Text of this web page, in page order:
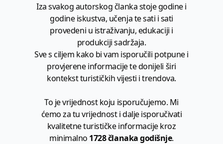
Iza svakog autorskog članka stoje godine i
godine iskustva, učenja te sati i sati
provedeni u istraživanju, edukaciji i
produkciji sadržaja.
Sve s ciljem kako bi vam isporučili potpune i
provjerene informacije te donijeli širi
kontekst turističkih vijesti i trendova.
To je vrijednost koju isporučujemo. Mi
ćemo za tu vrijednost i dalje isporučivati
kvalitetne turističke informacije kroz
minimalno 1728 članaka godišnje.